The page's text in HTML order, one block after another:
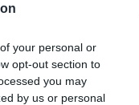
your personal or
opt-out section to
you may
by us or personal